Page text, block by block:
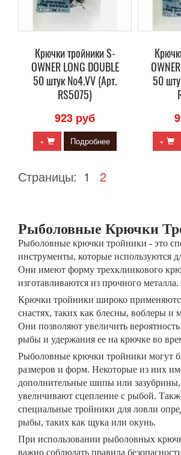
Крючки тройники S-
OWNER LONG DOUBLE
50 штук №4.VV (Арт.
RS5075)
923 руб
+ Подробнее
50
+
Страницы: 1 2
Рыболовные Крючки
Рыболовные крючки тройники - это
инструменты, которые используются
Они имеют форму трехклинкового
изготавливаются из прочного металла.
Крючки тройники широко
снастях, таких как блесны, воблеры и
Они позволяют увеличить
рыбы и удержания ее на крючке во
Рыболовные крючки тройники могут
размеров и форм. Некоторые из них
дополнительные шипы или
увеличивают сцепление с рыбой.
специальные тройники для ловли
рыбы, таких как щука или окунь.
При использовании рыболовных
важно соблюдать правила